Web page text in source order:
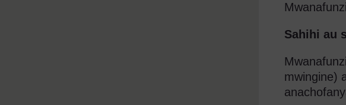
Sahihi au
mwingine)